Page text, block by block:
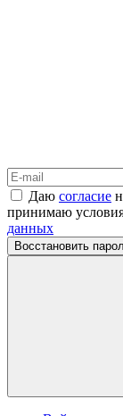
Даю согласие
принимаю
данных
Восстановить